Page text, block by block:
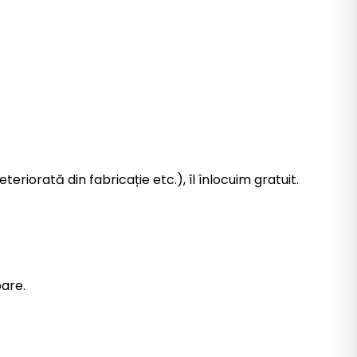
din fabricație etc.), îl înlocuim gratuit.